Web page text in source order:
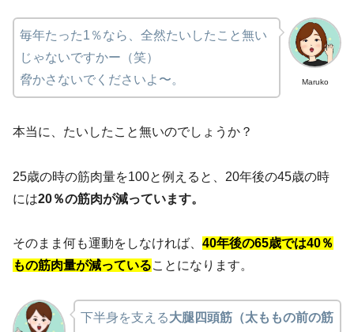
Maruko
毎年たった1％なら、全然たいしたこと無い
じゃないですかー（笑）
脅かさないでくださいよ〜。
本当に、たいしたこと無いのでしょうか？
25歳の時の筋肉量を100と例えると、20年後の45歳の時
には20％の筋肉が減っています。
そのまま何も運動をしなければ、 40年後の65歳では40％
もの筋肉量が減っていることになります。
下半身を支える大腿四頭筋（太ももの前の筋